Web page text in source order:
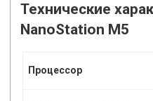
Технические
NanoStation M5
Процессор